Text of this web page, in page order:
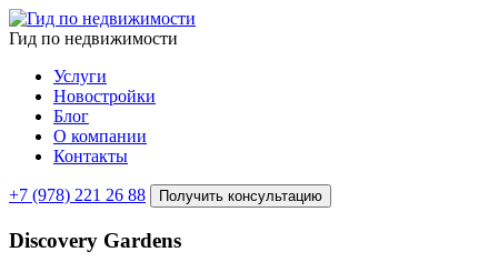
Гид по недвижимости
Услуги
Новостройки
Блог
О компании
Контакты
+7 (978) 221 26 88 Получить консультацию
Discovery Gardens